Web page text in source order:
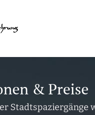
& Preise
Stadtspaziergänge